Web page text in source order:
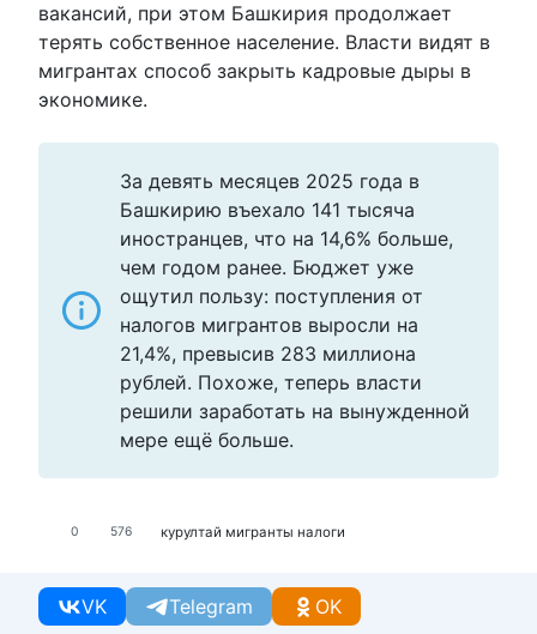
вакансий, при этом Башкирия продолжает
терять собственное население. Власти видят в
мигрантах способ закрыть кадровые дыры в
экономике.
За девять месяцев 2025 года в
Башкирию въехало 141 тысяча
иностранцев, что на 14,6% больше,
чем годом ранее. Бюджет уже
ощутил пользу: поступления от
налогов мигрантов выросли на
21,4%, превысив 283 миллиона
рублей. Похоже, теперь власти
решили заработать на вынужденной
мере ещё больше.
0 576 курултай мигранты налоги
VK Telegram OK